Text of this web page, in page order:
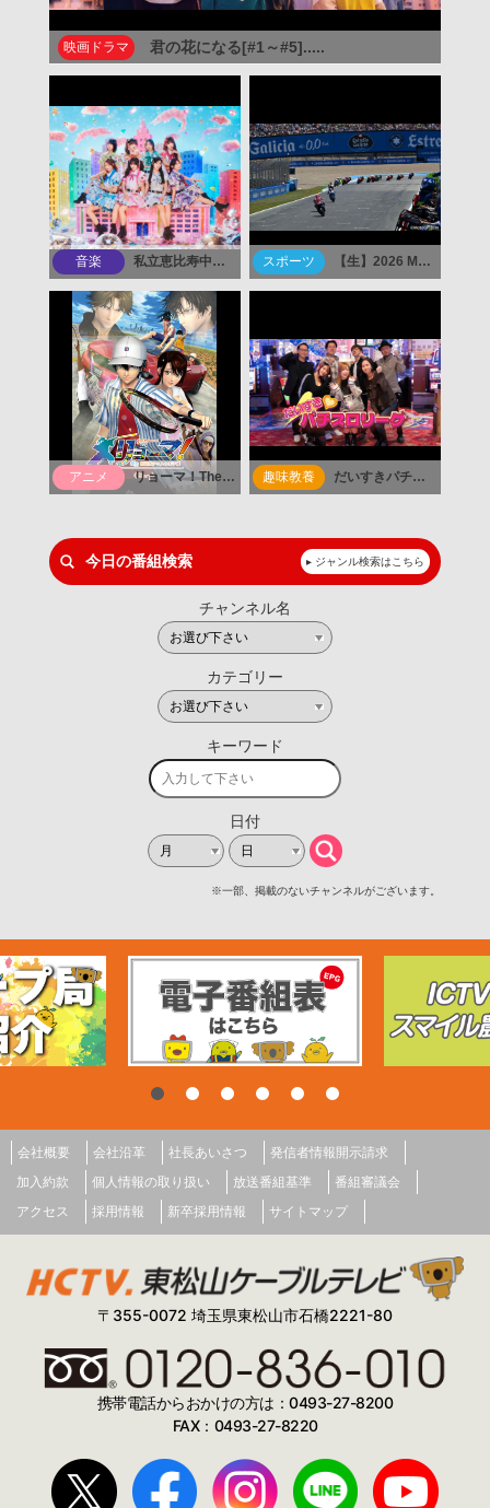
会社概要 会社沿革 社長あいさつ
発信者情報開示請求
加入約款
個人情報の取り扱い 放送番組基準
番組審議会
アクセス
採用情報 新卒採用情報 サイトマップ
〒355-0072 埼玉県東松山市石橋2221-80
携帯電話からおかけの方は：0493-27-8200
FAX：0493-27-8220